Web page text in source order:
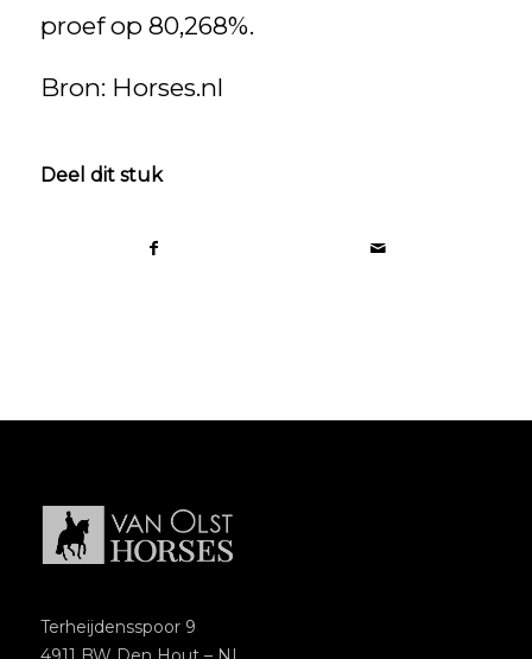
proef op 80,268%.
Bron: Horses.nl
Deel dit stuk
Terheijdensspoor 9